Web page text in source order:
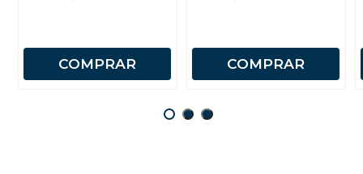
COMPRAR COMPRAR